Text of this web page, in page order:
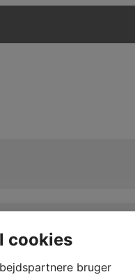
cookies
bruger